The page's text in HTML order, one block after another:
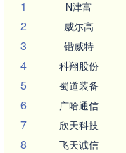
1
N津富
2 威尔高
3 锴威特
4 科翔股份
5 蜀道装备
6 广哈通信
7 欣天科技
8 飞天诚信